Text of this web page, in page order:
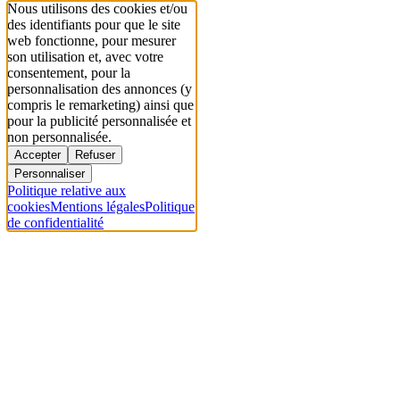
Nous utilisons des cookies et/ou
des identifiants pour que le site
web fonctionne, pour mesurer
son utilisation et, avec votre
consentement, pour la
personnalisation des annonces (y
compris le remarketing) ainsi que
pour la publicité personnalisée et
non personnalisée.
Accepter
Refuser
Personnaliser
Politique relative aux
cookiesMentions légalesPolitique
de confidentialité